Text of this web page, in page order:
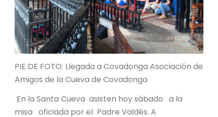
PIE DE FOTO: Llegada a Covadonga Asociación de
Amigos de la Cueva de Covadonga
En la Santa Cueva asisten hoy sábado a la
misa oficiada por el Padre Valdés. A